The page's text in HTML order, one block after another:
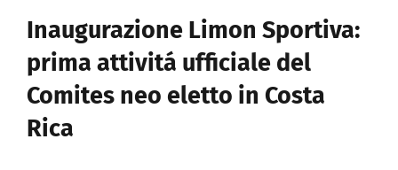
Inaugurazione Limon Sportiva:
prima attivitá ufficiale del
Comites neo eletto in Costa
Rica